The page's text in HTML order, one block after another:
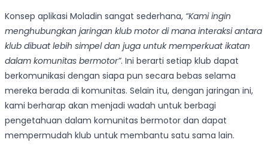
Konsep aplikasi Moladin sangat sederhana, “Kami ingin
menghubungkan jaringan klub motor di mana interaksi antara
klub dibuat lebih simpel dan juga untuk memperkuat ikatan
dalam komunitas bermotor”. Ini berarti setiap klub dapat
berkomunikasi dengan siapa pun secara bebas selama
mereka berada di komunitas. Selain itu, dengan jaringan ini,
kami berharap akan menjadi wadah untuk berbagi
pengetahuan dalam komunitas bermotor dan dapat
mempermudah klub untuk membantu satu sama lain.